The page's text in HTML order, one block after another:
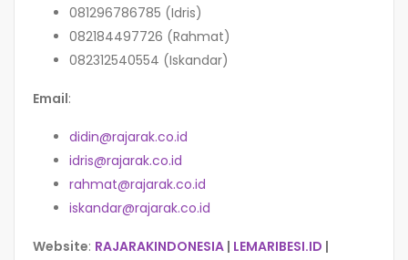
081296786785 (Idris)
082184497726 (Rahmat)
082312540554 (Iskandar)
Email:
didin@rajarak.co.id
idris@rajarak.co.id
rahmat@rajarak.co.id
iskandar@rajarak.co.id
Website: RAJARAKINDONESIA | LEMARIBESI.ID |